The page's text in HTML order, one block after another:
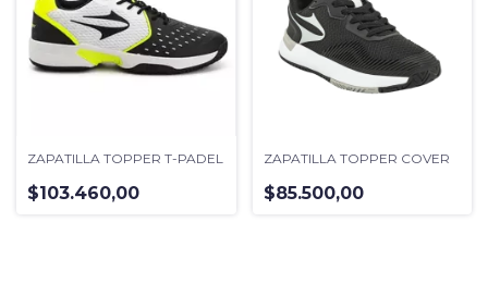
ZAPATILLA TOPPER T-PADEL
$103.460,00
ZAPATILLA TOPPER COVER
$85.500,00